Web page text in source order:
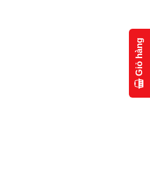
Giỏ hàng